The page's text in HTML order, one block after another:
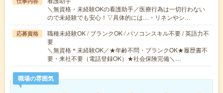
＼無資格・未経験OKの看護助手／医療行為は一切行わない
ので未経験でも安心！▽具体的には…・リネンやシ…
応募資格
職種未経験OK / ブランクOK / パソコンスキル不要 / 英語力不
要
＼無資格＊未経験OK／★年齢不問・ブランクOK★履歴書不
要・来社不要（電話登録OK）★社会保険完備＼…
職場の雰囲気